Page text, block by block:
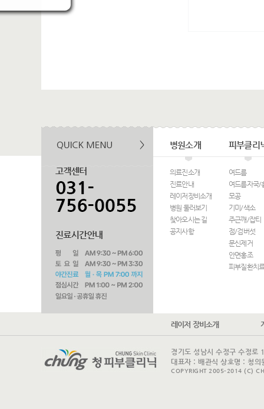
병원소개
의료진소개
진료안내
레이저장비소개
병원 둘러보기
찾아오시는 길
공지사항
피부클리
여드름
여드름자국/
모공
기미/색소
주근깨/잡티
점/검버섯
문신제거
안면홍조
피부질환치
레이저 장비소개
경기도 성남시 수정구 수정
대표자 : 배관식 상호명 : 청
COPYRIGHT 2005-2014 (C)